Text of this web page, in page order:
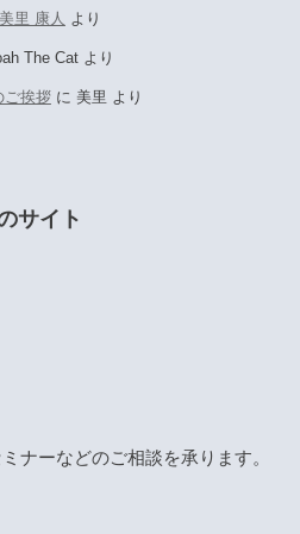
美里 康人 より
The Catより
ご挨拶に 美里 より
サイト
ナーなどのご相談を承ります。